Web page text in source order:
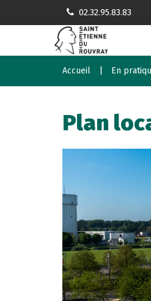
02.32.95.83.83
Accueil En
Plan